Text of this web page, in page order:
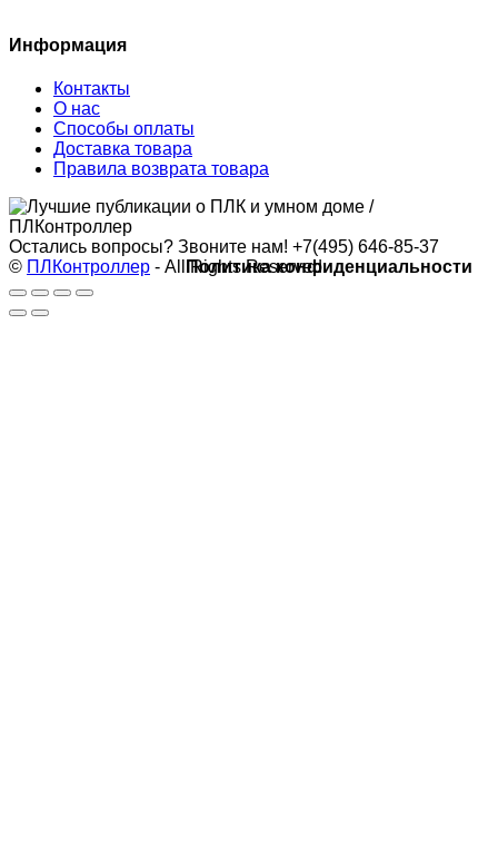
Информация
Контакты
О нас
Способы оплаты
Доставка товара
Правила возврата товара
Остались вопросы? Звоните нам! +7(495) 646-85-37
© ПЛКонтроллер - All Rights Reserved
Политика конфиденциальности